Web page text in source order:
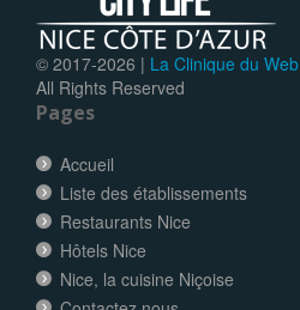
© 2017-2026 | La Clinique du Web
All Rights Reserved
Pages
Accueil
Liste des établissements
Restaurants Nice
Hôtels Nice
Nice, la cuisine Niçoise